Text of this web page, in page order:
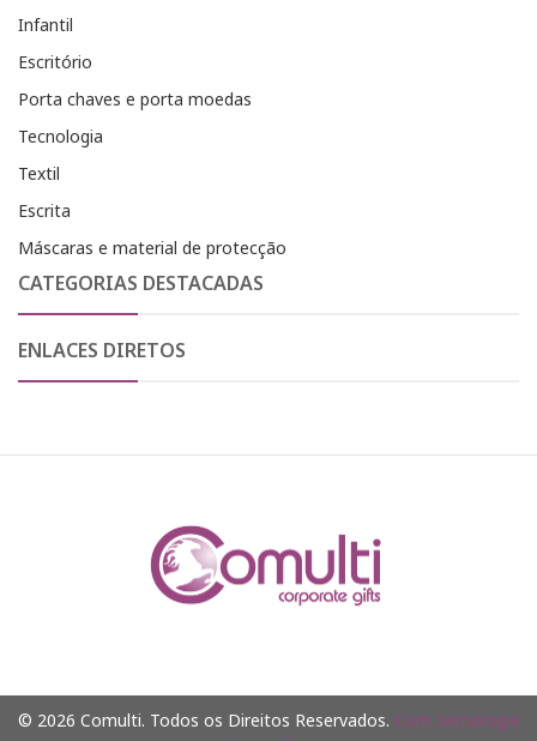
Infantil
Escritório
Porta chaves e porta moedas
Tecnologia
Textil
Escrita
Máscaras e material de protecção
CATEGORIAS DESTACADAS
ENLACES DIRETOS
© 2026 Comulti. Todos os Direitos Reservados. Com tecnologia